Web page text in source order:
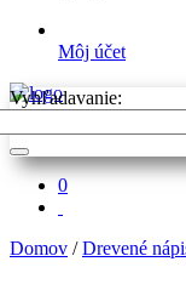
Môj účet
Vyhľadavanie:
0
Domov /Drevené